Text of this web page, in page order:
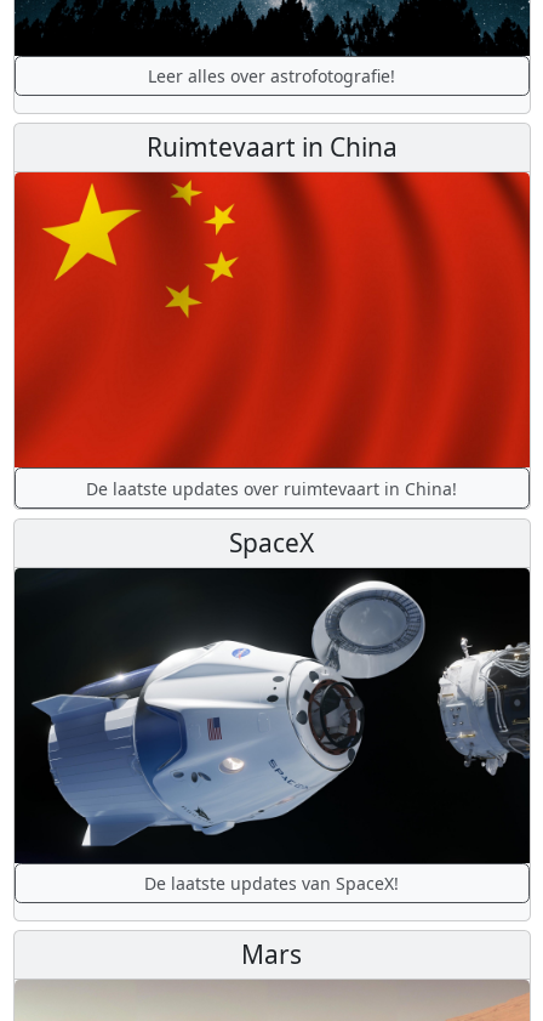
Leer alles over astrofotografie!
Ruimtevaart in China
De laatste updates over ruimtevaart in China!
SpaceX
De laatste updates van SpaceX!
Mars